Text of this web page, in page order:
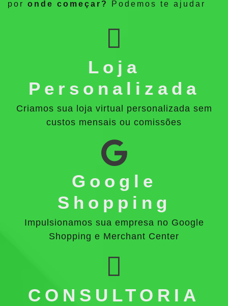
por onde começar? Podemos te ajudar
Loja
Personalizada
Criamos sua loja virtual personalizada sem
custos mensais ou comissões
Google
Shopping
Impulsionamos sua empresa no Google
Shopping e Merchant Center
CONSULTORIA